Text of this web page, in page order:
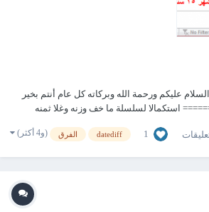
عليكم ورحمة الله وبركاته كل عام أنتم بخير
استكمالا لسلسلة ما خف وزنه وغلا ثمنه
...
1
datediff الفرق (و4 أكثر)